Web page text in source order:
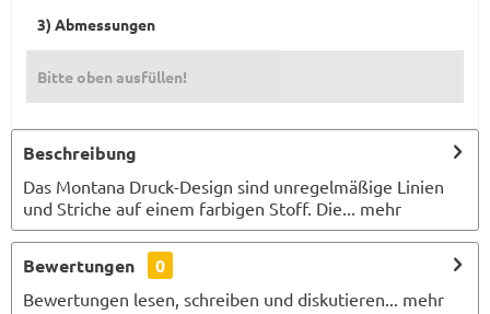
3) Abmessungen
Bitte oben ausfüllen!
Beschreibung
Das Montana Druck-Design sind unregelmäßige Linien
und Striche auf einem farbigen Stoff. Die...
mehr
Bewertungen 0
Bewertungen lesen, schreiben und diskutieren... mehr